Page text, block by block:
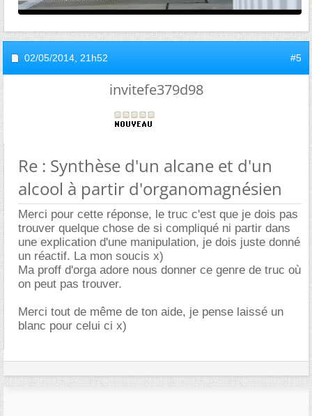
02/05/2014, 21h52 #5
invitefe379d98
Re : Synthèse d'un alcane et d'un
alcool à partir d'organomagnésien
Merci pour cette réponse, le truc c'est que je dois pas
trouver quelque chose de si compliqué ni partir dans
une explication d'une manipulation, je dois juste donné
un réactif. La mon soucis x)
Ma proff d'orga adore nous donner ce genre de truc où
on peut pas trouver.
Merci tout de même de ton aide, je pense laissé un
blanc pour celui ci x)